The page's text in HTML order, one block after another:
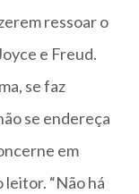
ressoar o
e Freud.
se faz
se endereça
em
leitor. “Não há